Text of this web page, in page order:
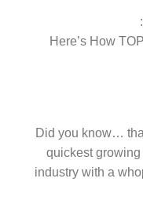
Here’s How
Did you know…
quickest
industry with a